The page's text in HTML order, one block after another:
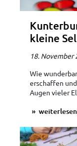
kleine
18. November
Wie
erschaffen
Augen vieler
weiterlesen